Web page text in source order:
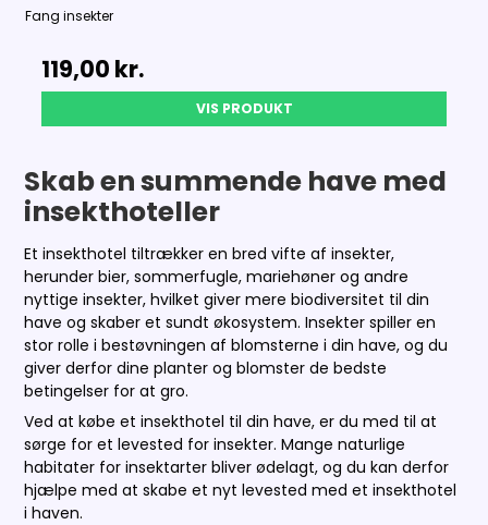
Fang insekter
119,00 kr.
VIS PRODUKT
Skab en summende have med
insekthoteller
Et insekthotel tiltrækker en bred vifte af insekter,
herunder bier, sommerfugle, mariehøner og andre
nyttige insekter, hvilket giver mere biodiversitet til din
have og skaber et sundt økosystem. Insekter spiller en
stor rolle i bestøvningen af blomsterne i din have, og du
giver derfor dine planter og blomster de bedste
betingelser for at gro.
Ved at købe et insekthotel til din have, er du med til at
sørge for et levested for insekter. Mange naturlige
habitater for insektarter bliver ødelagt, og du kan derfor
hjælpe med at skabe et nyt levested med et insekthotel
i haven.